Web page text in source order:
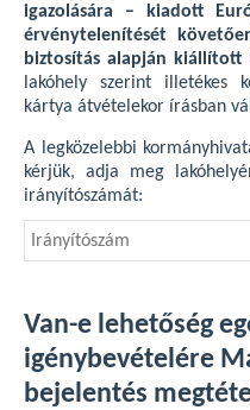
igazolására – kiadott
érvénytelenítését
biztosítás alapján kiállított
lakóhely szerint illetékes
kártya átvételekor írásban
A legközelebbi
kérjük, adja meg
irányítószámát:
Van-e lehetőség
igénybevételére
bejelentés